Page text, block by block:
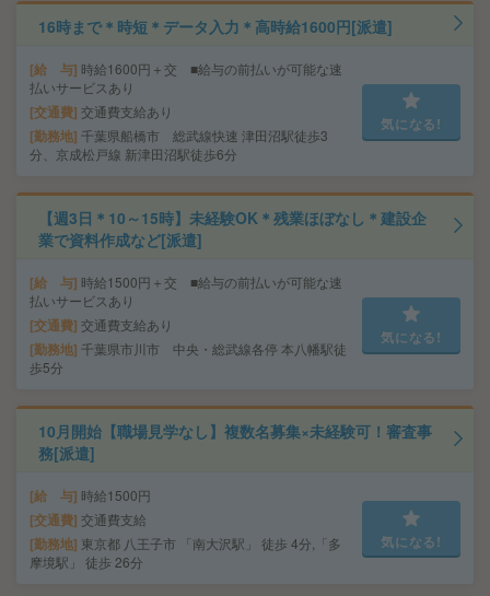
16時まで＊時短＊データ入力＊高時給1600円[派遣]
給 与 時給1600円＋交 ■給与の前払いが可能な速
払いサービスあり
交通費 交通費支給あり
勤務地 千葉県船橋市 総武線快速 津田沼駅徒歩3
分、京成松戸線 新津田沼駅徒歩6分
気になる!
【週3日＊10～15時】未経験OK＊残業ほぼなし＊建設企
業で資料作成など[派遣]
給 与 時給1500円＋交 ■給与の前払いが可能な速
払いサービスあり
交通費 交通費支給あり
勤務地 千葉県市川市 中央・総武線各停 本八幡駅徒
歩5分
気になる!
10月開始【職場見学なし】複数名募集×未経験可！審査事
務[派遣]
給 与 時給1500円
交通費 交通費支給
勤務地 東京都 八王子市 「南大沢駅」 徒歩 4分,「多
摩境駅」 徒歩 26分
気になる!